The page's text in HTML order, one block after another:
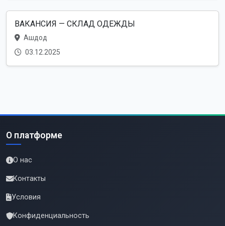
ВАКАНСИЯ — СКЛАД ОДЕЖДЫ
Ашдод
03.12.2025
О платформе
О нас
Контакты
Условия
Конфиденциальность